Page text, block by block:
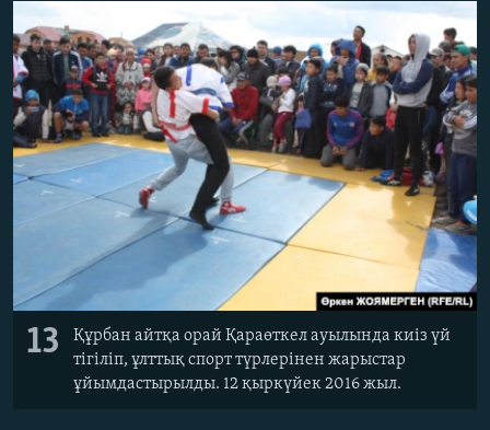
13
Құрбан айтқа орай Қараөткел ауылында киіз үй
тігіліп, ұлттық спорт түрлерінен жарыстар
ұйымдастырылды. 12 қыркүйек 2016 жыл.